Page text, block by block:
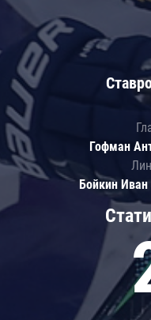
Гофман
Бойкин